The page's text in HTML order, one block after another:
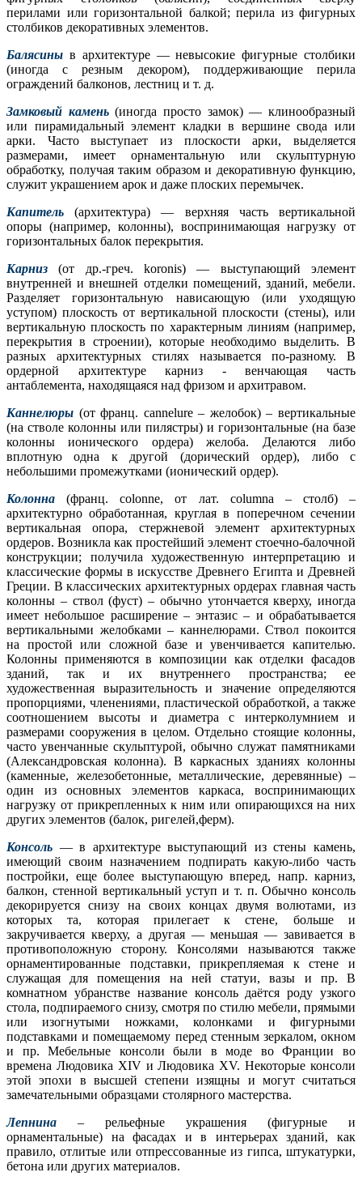
перилами или горизонтальной балкой; перила из фигурных
столбиков декоративных элементов.
Балясины в архитектуре — невысокие фигурные столбики
(иногда с резным декором), поддерживающие перила
ограждений балконов, лестниц и т. д.
Замковый камень(иногда просто замок) — клинообразный
или пирамидальный элемент кладки в вершине свода или
арки. Часто выступает из плоскости арки, выделяется
размерами, имеет орнаментальную или скульптурную
обработку, получая таким образом и декоративную функцию,
служит украшением арок и даже плоских перемычек.
Капитель (архитектура) — верхняя часть вертикальной
опоры (например, колонны), воспринимающая нагрузку от
горизонтальных балок перекрытия.
Карниз (от др.-греч. koronis) — выступающий элемент
внутренней и внешней отделки помещений, зданий, мебели.
Разделяет горизонтальную нависающую (или уходящую
уступом) плоскость от вертикальной плоскости (стены), или
вертикальную плоскость по характерным линиям (например,
перекрытия в строении), которые необходимо выделить. В
разных архитектурных стилях называется по-разному. В
ордерной архитектуре карниз - венчающая часть
антаблемента, находящаяся над фризом и архитравом.
Каннелюры (от франц. cannelure – желобок) – вертикальные
(на стволе колонны или пилястры) и горизонтальные (на базе
колонны ионического ордера) желоба. Делаются либо
вплотную одна к другой (дорический ордер), либо с
небольшими промежутками (ионический ордер).
Колонна
(франц. colonne, от лат. columna – столб) –
архитектурно обработанная, круглая в поперечном сечении
вертикальная опора, стержневой элемент архитектурных
ордеров. Возникла как простейший элемент стоечно-балочной
конструкции; получила художественную интерпретацию и
классические формы в искусстве Древнего Египта и Древней
Греции. В классических архитектурных ордерах главная часть
колонны – ствол (фуст) – обычно утончается кверху, иногда
имеет небольшое расширение – энтазис – и обрабатывается
вертикальными желобками – каннелюрами. Ствол покоится
на простой или сложной базе и увенчивается капителью.
Колонны применяются в композиции как отделки фасадов
зданий, так и их внутреннего пространства; ее
художественная выразительность и значение определяются
пропорциями, членениями, пластической обработкой, а также
соотношением высоты и диаметра с интерколумнием и
размерами сооружения в целом. Отдельно стоящие колонны,
часто увенчанные скульптурой, обычно служат памятниками
(Александровская колонна). В каркасных зданиях колонны
(каменные, железобетонные, металлические, деревянные) –
один из основных элементов каркаса, воспринимающих
нагрузку от прикрепленных к ним или опирающихся на них
других элементов (балок, ригелей,ферм).
Консоль — в архитектуре выступающий из стены камень,
имеющий своим назначением подпирать какую-либо часть
постройки, еще более выступающую вперед, напр. карниз,
балкон, стенной вертикальный уступ и т. п. Обычно консоль
декорируется снизу на своих концах двумя волютами, из
которых та, которая прилегает к стене, больше и
закручивается кверху, а другая — меньшая — завивается в
противоположную сторону. Консолями называются также
орнаментированные подставки, прикрепляемая к стене и
служащая для помещения на ней статуи, вазы и пр. В
комнатном убранстве название консоль даётся роду узкого
стола, подпираемого снизу, смотря по стилю мебели, прямыми
или изогнутыми ножками, колонками и фигурными
подставками и помещаемому перед стенным зеркалом, окном
и пр. Мебельные консоли были в моде во Франции во
времена Людовика XIV и Людовика XV. Некоторые консоли
этой эпохи в высшей степени изящны и могут считаться
замечательными образцами столярного мастерства.
Лепнина – рельефные украшения (фигурные и
орнаментальные) на фасадах и в интерьерах зданий, как
правило, отлитые или отпрессованные из гипса, штукатурки,
бетона или других материалов.